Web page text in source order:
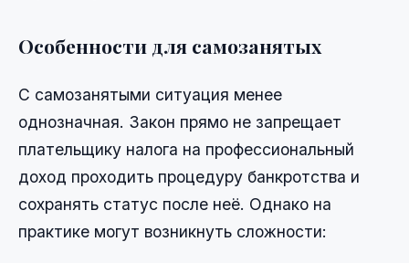
Особенности для самозанятых
С самозанятыми ситуация менее
однозначная. Закон прямо не запрещает
плательщику налога на профессиональный
доход проходить процедуру банкротства и
сохранять статус после неё. Однако на
практике могут возникнуть сложности: